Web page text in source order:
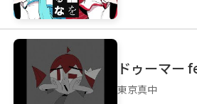
ドゥーマー
東京真中